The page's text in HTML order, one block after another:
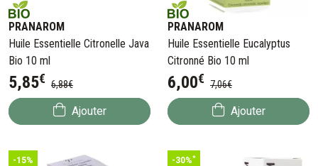
PRANAROM
Huile Essentielle Citronelle Java
Bio 10 ml
5,85€ 6,88€
Ajouter
PRANAROM
Huile Essentielle Eucalyptus
Citronné Bio 10 ml
6,00€ 7,06€
Ajouter
-15% -30%*